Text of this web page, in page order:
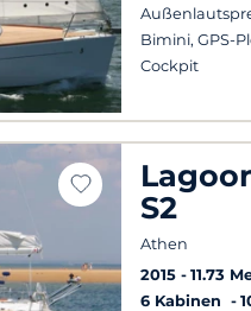
Bimini, GPS-
Cockpit
S2
Athen
2015
11.73
6 Kabinen